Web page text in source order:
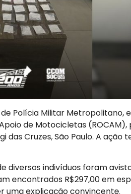
Polícia Militar Metropolitano,
de Motocicletas
das Cruzes, São Paulo. A ação
diversos indivíduos foram
encontrados R$297,00 em
uma explicação convincente.